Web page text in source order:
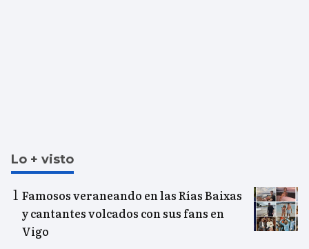
Lo + visto
Famosos veraneando en las Rías Baixas
y cantantes volcados con sus fans en
Vigo